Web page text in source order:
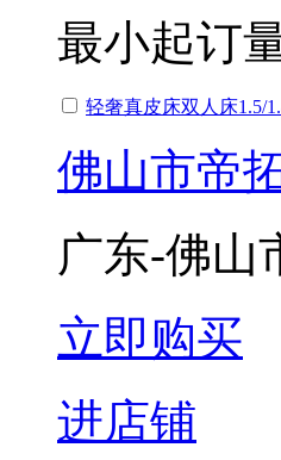
最小起订
轻奢真皮床双人床1.5/
佛山市帝
广东-佛山
立即购买
进店铺